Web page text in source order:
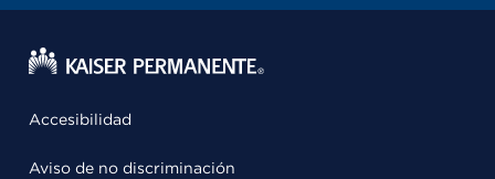
Accesibilidad
Aviso de no discriminación